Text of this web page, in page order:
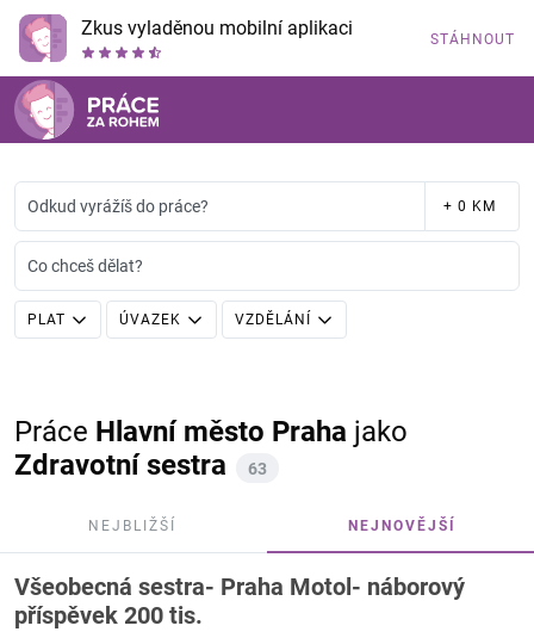
Zkus vyladěnou mobilní aplikaci STÁHNOUT
Odkud vyrážíš do práce? + 0 KM
Co chceš dělat?
PLAT ÚVAZEK VZDĚLÁNÍ
Práce Hlavní město Praha jako
Zdravotní sestra
63
NEJBLIŽŠÍ NEJNOVĚJŠÍ
Všeobecná sestra- Praha Motol- náborový
příspěvek 200 tis.